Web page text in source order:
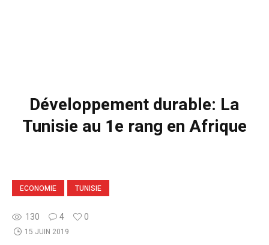
Développement durable: La
Tunisie au 1e rang en Afrique
ECONOMIE TUNISIE
130 4 0
15 JUIN 2019